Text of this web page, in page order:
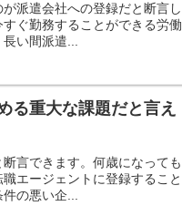
派遣会社への登録だと断言し
ぐ勤務することができる労働
い間派遣...
る重大な課題だと言え
言できます。何歳になっても
エージェントに登録すること
の悪い企...